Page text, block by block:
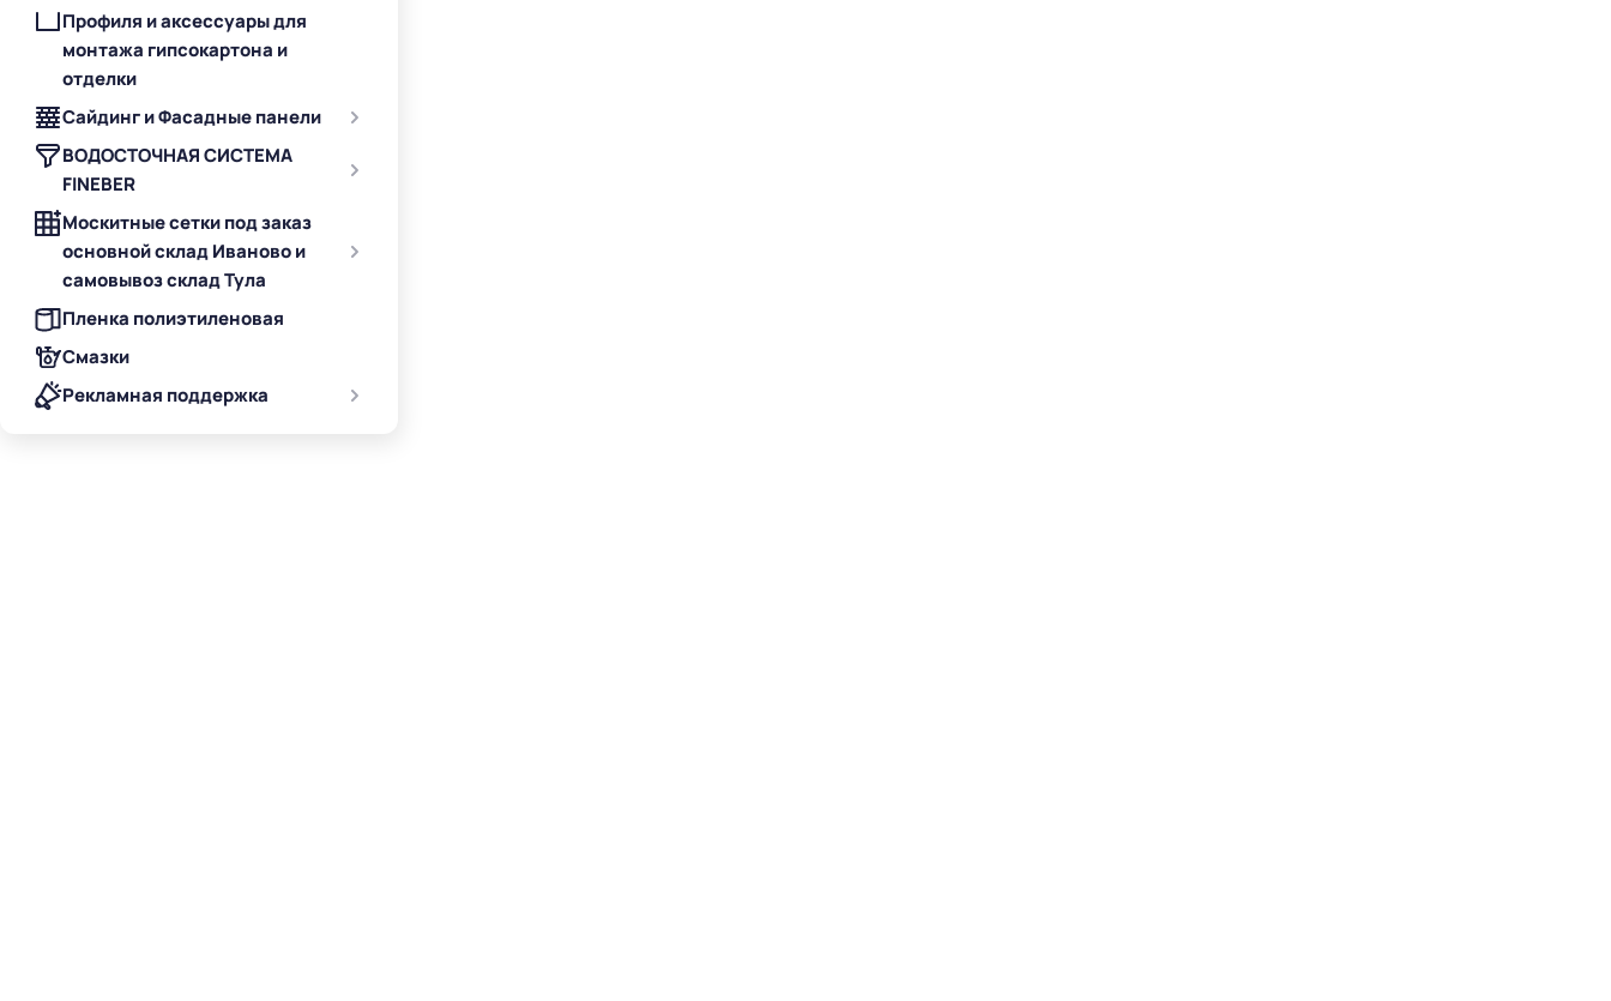
Профиля и аксессуары для
монтажа гипсокартона и
отделки
Сайдинг и Фасадные панели
ВОДОСТОЧНАЯ СИСТЕМА
FINEBER
Москитные сетки под заказ
основной склад Иваново и
самовывоз склад Тула
Пленка полиэтиленовая
Смазки
Рекламная поддержка